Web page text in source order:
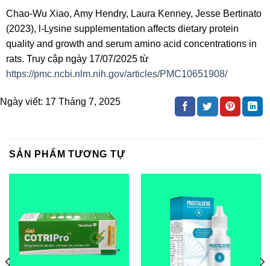
Chao-Wu Xiao, Amy Hendry, Laura Kenney, Jesse Bertinato
(2023), l-Lysine supplementation affects dietary protein
quality and growth and serum amino acid concentrations in
rats. Truy cập ngày 17/07/2025 từ
https://pmc.ncbi.nlm.nih.gov/articles/PMC10651908/
Ngày viết: 17 Tháng 7, 2025
SẢN PHẨM TƯƠNG TỰ